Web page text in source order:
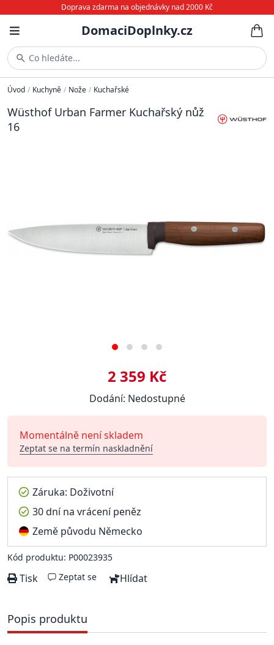
Doprava zdarma na objednávky nad 2000 Kč
DomaciDoplnky.cz
Co hledáte...
Úvod / Kuchyně / Nože / Kuchařské
Wüsthof Urban Farmer Kuchařský nůž
16
2 359 Kč
Dodání: Nedostupné
Momentálně není skladem
Zeptat se na termín naskladnění
Záruka: Doživotní
30 dní na vrácení peněz
Země původu Německo
Kód produktu: P00023935
Tisk Zeptat se Hlídat
Popis produktu